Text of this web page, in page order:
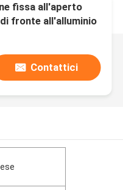
fissa all'aperto
fronte all'alluminio
Led Video Wall
Contattici